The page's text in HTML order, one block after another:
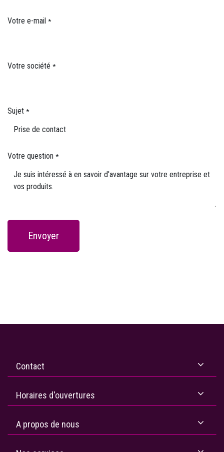
Votre e-mail *
Votre société *
Sujet *
Votre question *
Envoyer
Contact
Horaires d'ouvertures
A propos de nous